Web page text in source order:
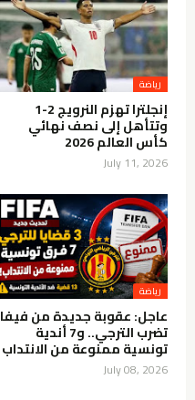
رياضة
إنجلترا تهزم النرويج 2-1
وتتأهل إلى نصف نهائي
كأس العالم 2026
July 11, 2026
رياضة
عاجل: عقوبة جديدة من فيفا
تضرب الترجي.. و7 أندية
تونسية ممنوعة من الانتداب
July 08, 2026